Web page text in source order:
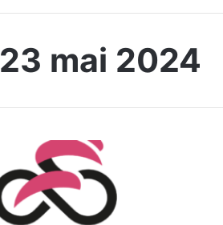
23 mai 2024